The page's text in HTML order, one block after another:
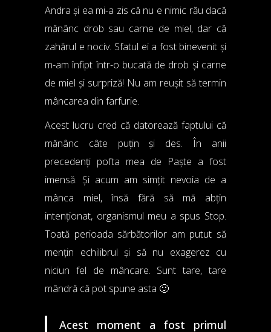
Andra și ea mi-a zis că nu e nimic rău dacă
mănânc drob sau carne de miel, dar că
zahărul e nociv. Sfatul ei a fost binevenit și
m-am înfipt într-o bucată de drob și carne
de miel și surpriză! Nu am reușit să termin
mâncarea din farfurie.
Acest lucru cred că datorează faptului că
mănânc câte puțin și des. În anii
precedenți pofta mea de Paște a fost
imensă. Și acum am simțit nevoia de a
mânca miel, însă fără să mă abțin
intenționat, organismul meu a spus Stop.
Toată perioada sărbătorilor am putut să
mențin echilibrul și să nu exagerez cu
niciun fel de mâncare. Sunt tare, tare
mândră că pot spune asta 🙂
Acest moment a fost primul